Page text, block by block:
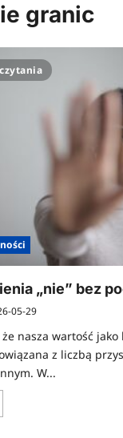
granic
„nie” bez
05-29
że nasza wartość
z liczbą
W...